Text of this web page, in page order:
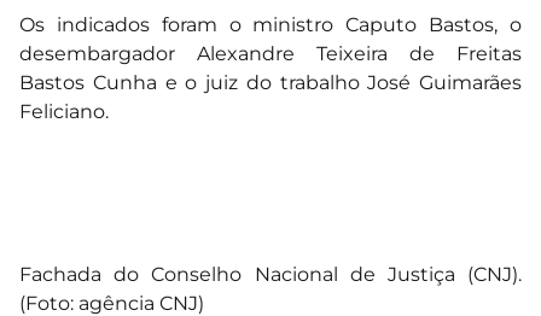
Os indicados foram o ministro Caputo Bastos, o
desembargador Alexandre Teixeira de Freitas
Bastos Cunha e o juiz do trabalho José Guimarães
Feliciano.
Fachada do Conselho Nacional de Justiça (CNJ).
(Foto: agência CNJ)